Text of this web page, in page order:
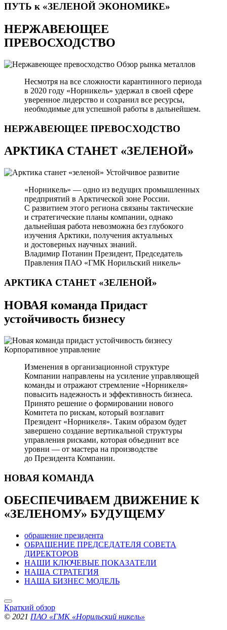
ПУТЬ к «ЗЕЛЕНОЙ ЭКОНОМИКЕ»
НЕРЖАВЕЮЩЕЕ
ПРЕВОСХОДСТВО
Обзор рынка металлов
Несмотря на все сложности карантинного периода
в 2020 году «Норникель» удержал в своей сфере
уверенное лидерство и сохранил все ресурсы,
необходимые для успешной работы в дальнейшем.
НЕРЖАВЕЮЩЕЕ ПРЕВОСХОДСТВО
АРКТИКА СТАНЕТ «ЗЕЛЕНОЙ»
Устойчивое развитие
«Норникель» — одно из ведущих промышленных
предприятий в Арктической зоне России.
С развитием этого региона связаны тактические
и стратегические планы компании, однако
дальнейшая работа невозможна без глубокого
изучения Арктики, получения актуальных
и достоверных научных знаний.
Владимир Потанин Президент, Председатель
Правления ПАО «ГМК Норильский никель»
АРКТИКА СТАНЕТ «ЗЕЛЕНОЙ»
НОВАЯ команда Придаст
устойчивость бизнесу
Корпоративное управление
Изменения в организационной структуре
Компании направлены на усиление управляющей
команды и отражают стремление «Норникеля»
повысить надежность и эффективность бизнеса.
Принято решение о формировании нового
Комитета по рискам, который возглавит
Президент «Норникеля». Таким образом будет
завершено создание вертикальной структуры
управления рисками, которая объединит все
уровни — от мастера на производстве
до Президента Компании.
НОВАЯ КОМАНДА
ОБЕСПЕЧИВАЕМ ДВИЖЕНИЕ К
«ЗЕЛЕНОМУ» БУДУЩЕМУ
обращение президента
ОБРАЩЕНИЕ ПРЕДСЕДАТЕЛЯ СОВЕТА
ДИРЕКТОРОВ
НАШИ КЛЮЧЕВЫЕ ПОКАЗАТЕЛИ
НАША СТРАТЕГИЯ
НАША БИЗНЕС МОДЕЛЬ
Краткий обзор
© 2021 ПАО «ГМК «Норильский никель»